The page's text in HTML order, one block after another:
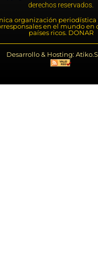
derechos reservados.
organización
en el mundo en
países ricos. DONAR
Desarrollo & Hosting: